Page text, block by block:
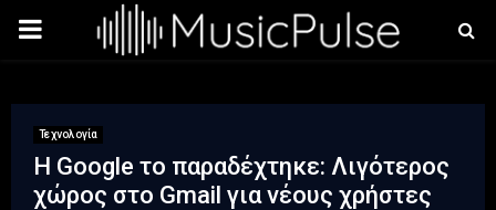
PRIMARY
Τεχνολογία
Η Google το παραδέχτηκε: Λιγότερος
χώρος στο Gmail για νέους χρήστες